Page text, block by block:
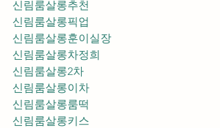
신림룸살롱추천
신림룸살롱훈이실장
신림룸살롱차정희
신림룸살롱2차
신림룸살롱이차
신림룸살롱룸떡
신림룸살롱키스